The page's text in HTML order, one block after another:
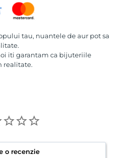
tau, nuantele de aur pot sa
iti garantam ca bijuteriile
realitate.
o recenzie